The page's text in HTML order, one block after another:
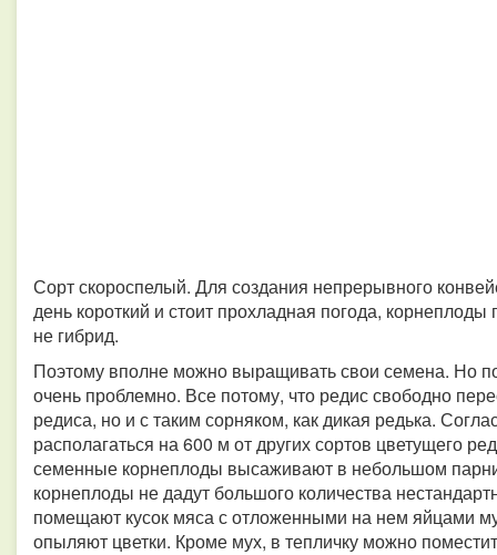
Сорт скороспелый. Для создания непрерывного
день короткий и стоит прохладная погода,
не гибрид.
Поэтому вполне можно выращивать свои семена. Но
очень проблемно. Все потому, что редис свободно
редиса, но и с таким сорняком, как дикая редька.
располагаться на 600 м от других сортов цветущего
семенные корнеплоды высаживают в небольшом
корнеплоды не дадут большого количества
помещают кусок мяса с отложенными на нем яйцами
опыляют цветки. Кроме мух, в тепличку можно